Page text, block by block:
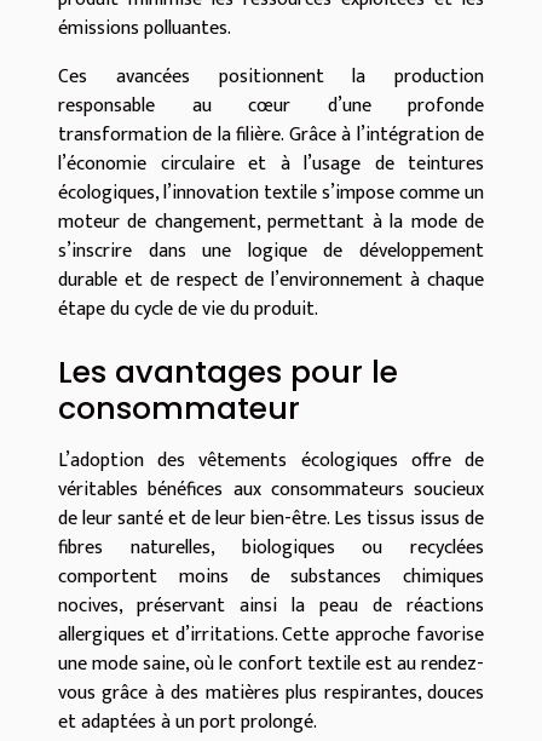
émissions polluantes.
Ces avancées positionnent la production
responsable au cœur d’une profonde
transformation de la filière. Grâce à l’intégration de
l’économie circulaire et à l’usage de teintures
écologiques, l’innovation textile s’impose comme un
moteur de changement, permettant à la mode de
s’inscrire dans une logique de développement
durable et de respect de l’environnement à chaque
étape du cycle de vie du produit.
Les avantages pour le
consommateur
L’adoption des vêtements écologiques offre de
véritables bénéfices aux consommateurs soucieux
de leur santé et de leur bien-être. Les tissus issus de
fibres naturelles, biologiques ou recyclées
comportent moins de substances chimiques
nocives, préservant ainsi la peau de réactions
allergiques et d’irritations. Cette approche favorise
une mode saine, où le confort textile est au rendez-
vous grâce à des matières plus respirantes, douces
et adaptées à un port prolongé.